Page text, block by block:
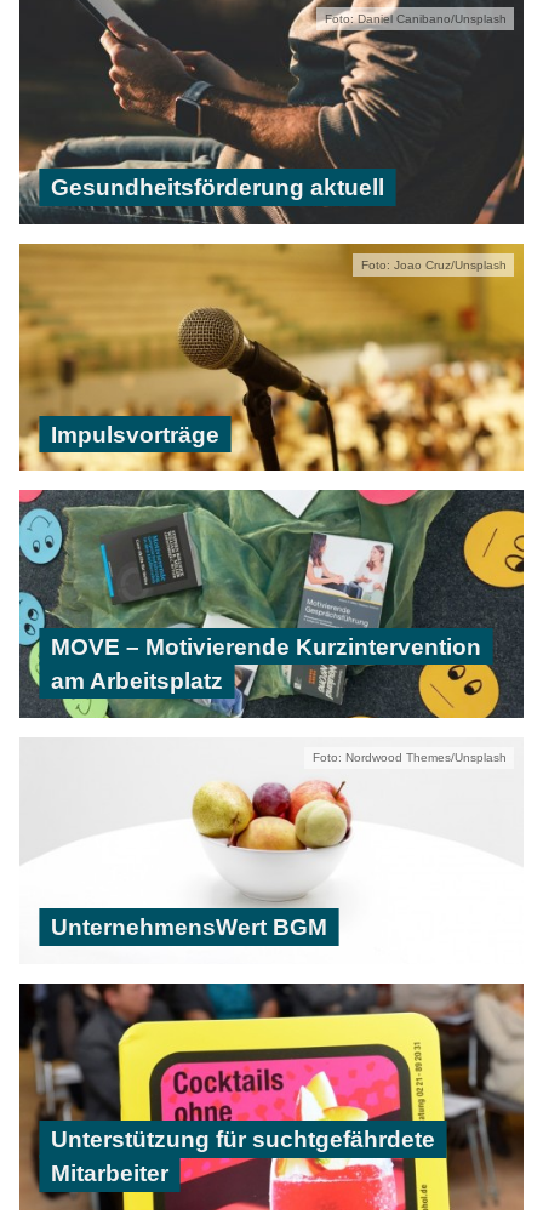
Gesundheitsförderung aktuell
Foto: Daniel Canibano/Unsplash
Impulsvorträge
Foto: Joao Cruz/Unsplash
MOVE – Motivierende Kurzintervention
am Arbeitsplatz
UnternehmensWert BGM
Foto: Nordwood Themes/Unsplash
Unterstützung für suchtgefährdete
Mitarbeiter